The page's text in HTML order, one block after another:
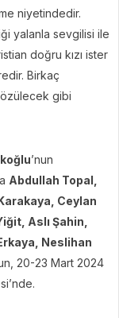
niyetindedir.
yalanla sevgilisi ile
doğru kızı ister
Birkaç
gibi
’nun
Abdullah Topal,
Ceylan
Aslı Şahin,
Neslihan
20-23 Mart 2024